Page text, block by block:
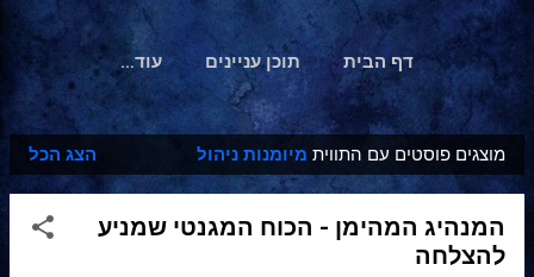
דף הבית תוכן עניינים ‏עוד…
ר
ש
מוצגים פוסטים עם התווית מיומנות ניהול הצג הכל
המנהיג המהימן - הכוח המגנטי שמניע
להצלחה